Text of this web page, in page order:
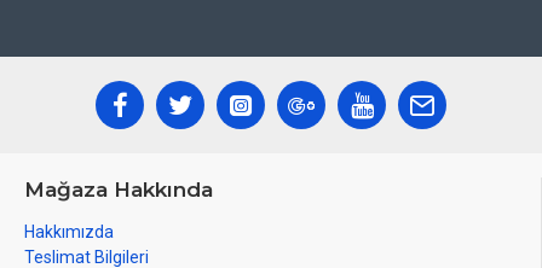
Mağaza Hakkında
Hakkımızda
Teslimat Bilgileri